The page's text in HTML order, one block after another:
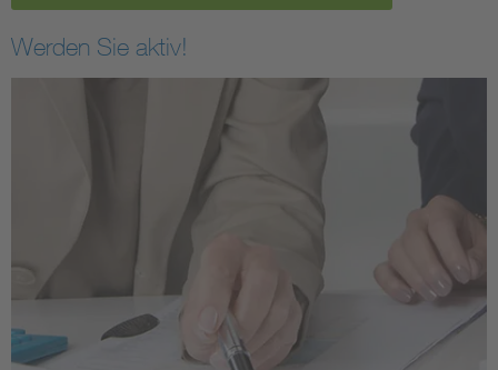
Werden Sie aktiv!